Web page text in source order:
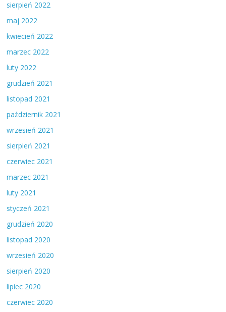
sierpień 2022
maj 2022
kwiecień 2022
marzec 2022
luty 2022
grudzień 2021
listopad 2021
październik 2021
wrzesień 2021
sierpień 2021
czerwiec 2021
marzec 2021
luty 2021
styczeń 2021
grudzień 2020
listopad 2020
wrzesień 2020
sierpień 2020
lipiec 2020
czerwiec 2020